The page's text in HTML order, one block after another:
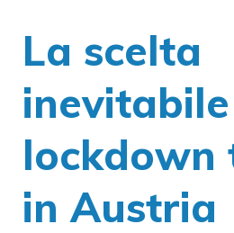
La scelta
lockdown
in Austria